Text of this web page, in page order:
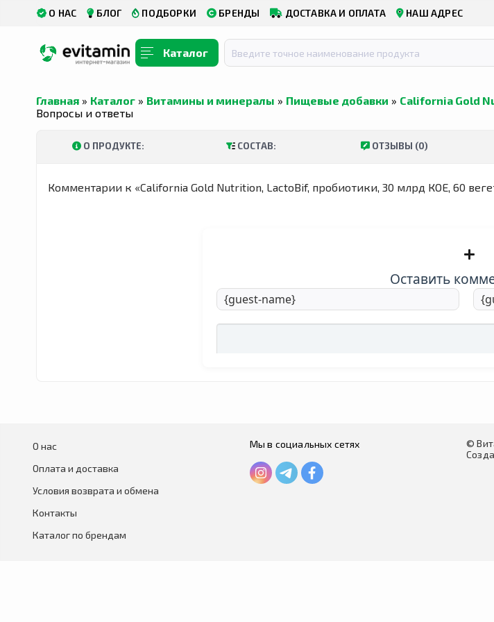
О НАС БЛОГ ПОДБОРКИ БРЕНДЫ ДОСТАВКА И ОПЛАТА НАШ АДРЕС
Каталог
Главная » Каталог » Витамины и минералы » Пищевые добавки » California Gold
Вопросы и ответы
О ПРОДУКТЕ: СОСТАВ: ОТЗЫВЫ (0)
Комментарии к «California Gold Nutrition, LactoBif, пробиотики, 30 млрд КОЕ, 60
Оставить
Прикрепить
[/image-
О нас
Оплата и доставка
Условия возврата и обмена
Контакты
Каталог по брендам
Мы в социальных сетях
©